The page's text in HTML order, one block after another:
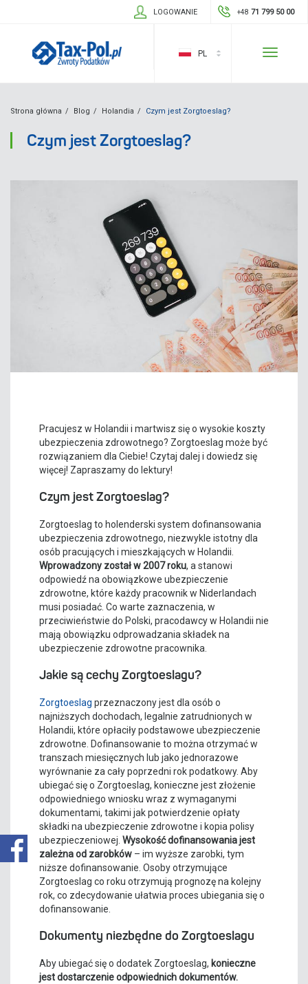
+48 71 799 50 00
LOGOWANIE
Toggle
PL
Strona główna Blog Holandia Czym jest Zorgtoeslag?
Czym jest Zorgtoeslag?
Pracujesz w Holandii i martwisz się o wysokie koszty
ubezpieczenia zdrowotnego? Zorgtoeslag może być
rozwiązaniem dla Ciebie! Czytaj dalej i dowiedz się
więcej! Zapraszamy do lektury!
Czym jest Zorgtoeslag?
Zorgtoeslag to holenderski system dofinansowania
ubezpieczenia zdrowotnego, niezwykle istotny dla
osób pracujących i mieszkających w Holandii.
Wprowadzony został w 2007 roku, a stanowi
odpowiedź na obowiązkowe ubezpieczenie
zdrowotne, które każdy pracownik w Niderlandach
musi posiadać. Co warte zaznaczenia, w
przeciwieństwie do Polski, pracodawcy w Holandii nie
mają obowiązku odprowadzania składek na
ubezpieczenie zdrowotne pracownika.
Jakie są cechy Zorgtoeslagu?
Zorgtoeslag przeznaczony jest dla osób o
najniższych dochodach, legalnie zatrudnionych w
Holandii, które opłaciły podstawowe ubezpieczenie
zdrowotne. Dofinansowanie to można otrzymać w
transzach miesięcznych lub jako jednorazowe
wyrównanie za cały poprzedni rok podatkowy. Aby
ubiegać się o Zorgtoeslag, konieczne jest złożenie
odpowiedniego wniosku wraz z wymaganymi
dokumentami, takimi jak potwierdzenie opłaty
składki na ubezpieczenie zdrowotne i kopia polisy
ubezpieczeniowej. Wysokość dofinansowania jest
zależna od zarobków – im wyższe zarobki, tym
niższe dofinansowanie. Osoby otrzymujące
Zorgtoeslag co roku otrzymują prognozę na kolejny
rok, co zdecydowanie ułatwia proces ubiegania się o
dofinansowanie.
Dokumenty niezbędne do Zorgtoeslagu
Aby ubiegać się o dodatek Zorgtoeslag, konieczne
jest dostarczenie odpowiednich dokumentów.